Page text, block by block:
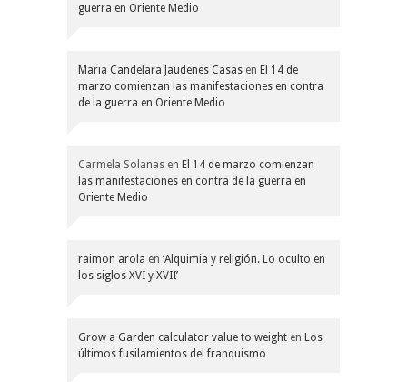
guerra en Oriente Medio
Maria Candelara Jaudenes Casas en El 14 de
marzo comienzan las manifestaciones en contra
de la guerra en Oriente Medio
Carmela Solanas en El 14 de marzo comienzan
las manifestaciones en contra de la guerra en
Oriente Medio
raimon arola en ‘Alquimia y religión. Lo oculto en
los siglos XVI y XVII’
Grow a Garden calculator value to weight en Los
últimos fusilamientos del franquismo